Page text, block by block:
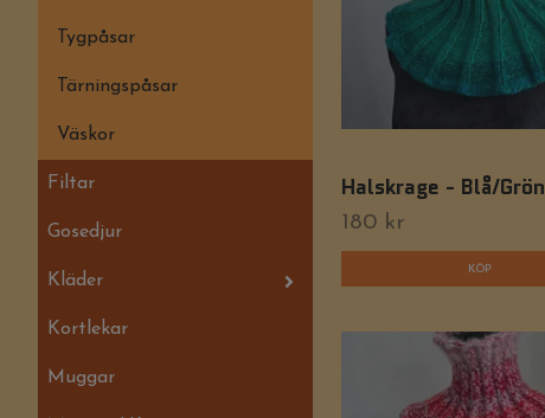
Tygpåsar
Tärningspåsar
Väskor
Filtar
Gosedjur
Kläder
Kortlekar
Muggar
Halskrage - Blå/Grön
180 kr